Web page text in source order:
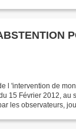
l 'intervention de
15 Février 2012, au
les observateurs,